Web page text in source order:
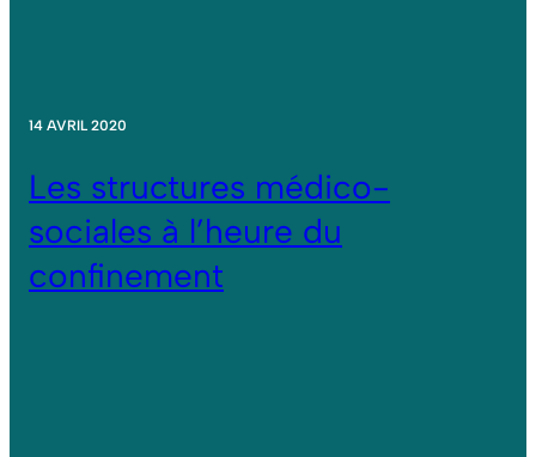
14 AVRIL 2020
Les structures médico-
sociales à l’heure du
confinement